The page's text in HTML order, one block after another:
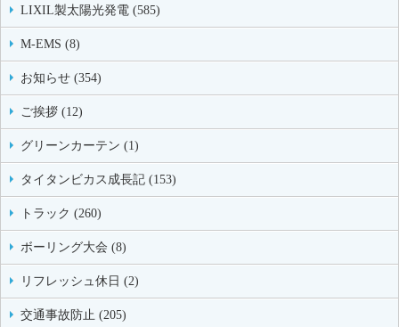
LIXIL製太陽光発電 (585)
M-EMS (8)
お知らせ (354)
ご挨拶 (12)
グリーンカーテン (1)
タイタンビカス成長記 (153)
トラック (260)
ボーリング大会 (8)
リフレッシュ休日 (2)
交通事故防止 (205)